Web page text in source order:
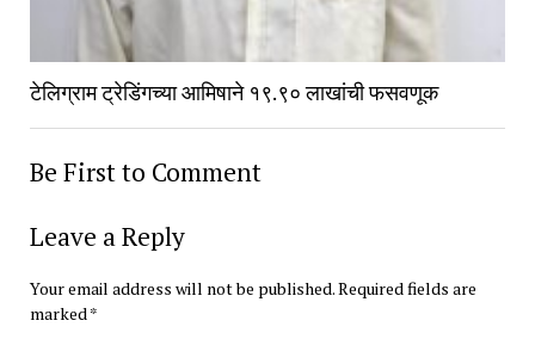
टेलिग्राम ट्रेडिंगच्या आमिषाने १९.९० लाखांची फसवणूक
Be First to Comment
Leave a Reply
Your email address will not be published.Required fields are
marked *